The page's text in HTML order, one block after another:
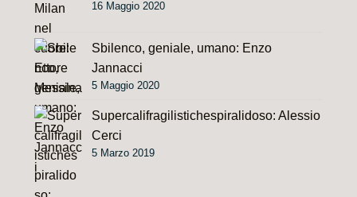
16 Maggio 2020
Sbilenco, geniale, umano: Enzo
Jannacci
5 Maggio 2020
Supercalifragilistichespiralidoso: Alessio
Cerci
5 Marzo 2019